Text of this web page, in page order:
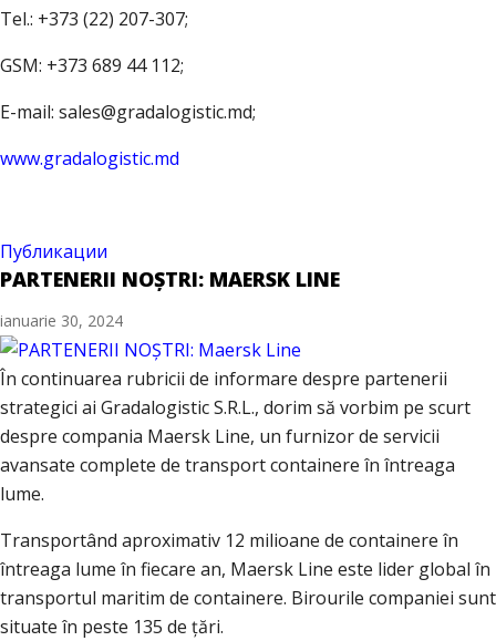
Tel.: +373 (22) 207-307;
GSM: +373 689 44 112;
E-mail: sales@gradalogistic.md;
www.gradalogistic.md
Публикации
PARTENERII NOȘTRI: MAERSK LINE
ianuarie 30, 2024
În continuarea rubricii de informare despre partenerii
strategici ai Gradalogistic S.R.L., dorim să vorbim pe scurt
despre compania Maersk Line, un furnizor de servicii
avansate complete de transport containere în întreaga
lume.
Transportând aproximativ 12 milioane de containere în
întreaga lume în fiecare an, Maersk Line este lider global în
transportul maritim de containere. Birourile companiei sunt
situate în peste 135 de țări.